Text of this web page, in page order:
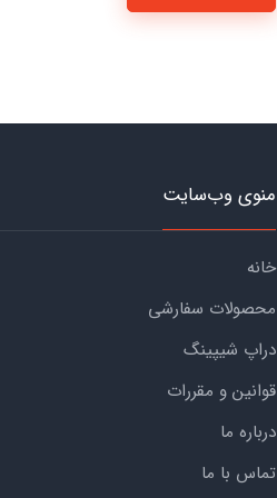
منوی وب‌سایت
خانه
محصولات سفارشی
دراپ شیپینگ
قوانین و مقررات
درباره ما
تماس با ما